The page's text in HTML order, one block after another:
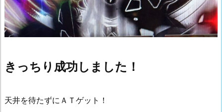
きっちり成功しました！
天井を待たずにＡＴゲット！